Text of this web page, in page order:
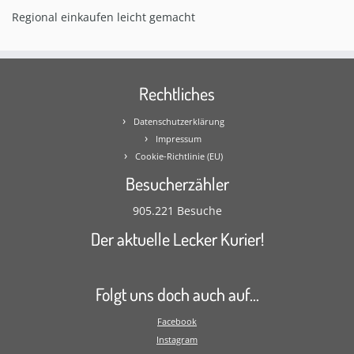
Regional einkaufen leicht gemacht
Rechtliches
Datenschutzerklärung
Impressum
Cookie-Richtlinie (EU)
Besucherzähler
905.221 Besuche
Der aktuelle Lecker Kurier!
Folgt uns doch auch auf…
Facebook
Instagram